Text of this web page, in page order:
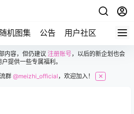
随机图集 公告 用户社区
内容，但仍建议 注册账号，以后的新企划也会
提供一些专属福利。
群@meizhi_official ，欢迎加入！ ✕